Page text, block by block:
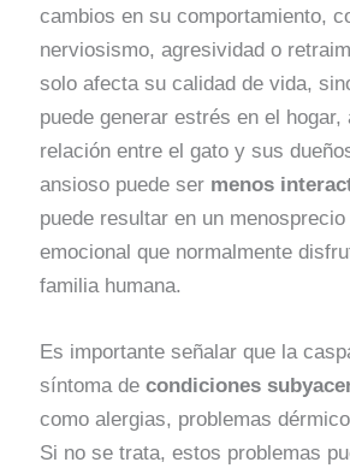
cambios en su comportamiento,
nerviosismo, agresividad o
solo afecta su calidad de vida,
puede generar estrés en el hogar,
relación entre el gato y sus
ansioso puede ser menos
puede resultar en un
emocional que normalmente
familia humana.
Es importante señalar que la
síntoma decondiciones
como alergias, problemas
Si no se trata, estos problemas